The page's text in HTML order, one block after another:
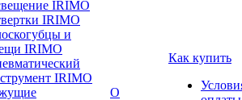
IRIMO
IRIMO
и
IRIMO
IRIMO
О
Как купить